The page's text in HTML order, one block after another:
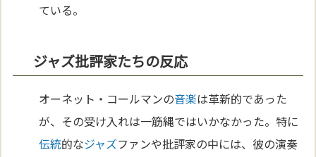
ている。
ジャズ批評家たちの反応
オーネット・コールマンの音楽は革新的であった
が、その受け入れは一筋縄ではいかなかった。特に
伝統的なジャズファンや批評家の中には、彼の演奏